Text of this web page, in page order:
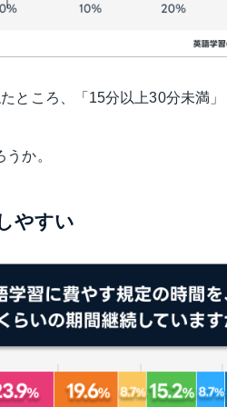
ところ、「15分以上30分未満
か。
やすい